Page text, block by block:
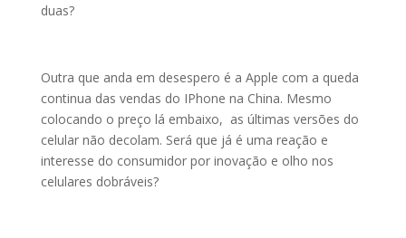
duas?
Outra que anda em desespero é a Apple com a queda
continua das vendas do IPhone na China. Mesmo
colocando o preço lá embaixo, as últimas versões do
celular não decolam. Será que já é uma reação e
interesse do consumidor por inovação e olho nos
celulares dobráveis?